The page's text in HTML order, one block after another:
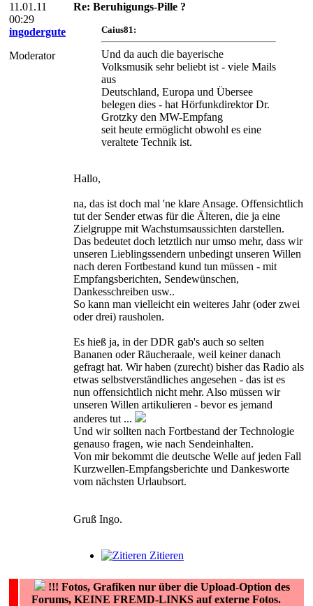
11.01.11
00:29
ingodergute
Moderator
Re: Beruhigungs-Pille ?
Caius81:
Und da auch die bayerische
Volksmusik sehr beliebt ist - viele Mails
aus
Deutschland, Europa und Übersee
belegen dies - hat Hörfunkdirektor Dr.
Grotzky den MW-Empfang
seit heute ermöglicht obwohl es eine
veraltete Technik ist.
Hallo,
na, das ist doch mal 'ne klare Ansage. Offensichtlich
tut der Sender etwas für die Älteren, die ja eine
Zielgruppe mit Wachstumsaussichten darstellen.
Das bedeutet doch letztlich nur umso mehr, dass wir
unseren Lieblingssendern unbedingt unseren Willen
nach deren Fortbestand kund tun müssen - mit
Empfangsberichten, Sendewünschen,
Dankesschreiben usw..
So kann man vielleicht ein weiteres Jahr (oder zwei
oder drei) rausholen.
Es hieß ja, in der DDR gab's auch so selten
Bananen oder Räucheraale, weil keiner danach
gefragt hat. Wir haben (zurecht) bisher das Radio als
etwas selbstverständliches angesehen - das ist es
nun offensichtlich nicht mehr. Also müssen wir
unseren Willen artikulieren - bevor es jemand
anderes tut ...
Und wir sollten nach Fortbestand der Technologie
genauso fragen, wie nach Sendeinhalten.
Von mir bekommt die deutsche Welle auf jeden Fall
Kurzwellen-Empfangsberichte und Dankesworte
vom nächsten Urlaubsort.
Gruß Ingo.
Zitieren
!!! Fotos, Grafiken nur über die Upload-Option des
Forums, KEINE FREMD-LINKS auf externe Fotos.